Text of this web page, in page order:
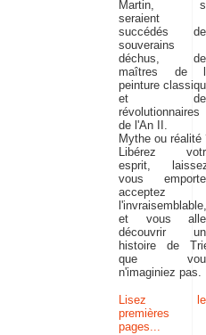
Martin,
seraient
succédés
souverains
déchus,
maîtres de
peinture
et
révolutionnaires
de l'An II.
Mythe ou réalité
Libérez
esprit,
vous
acceptez
l'invraisemblable,
et vous
découvrir
histoire de
que
n'imaginiez pas.
Lisez
premières
pages...